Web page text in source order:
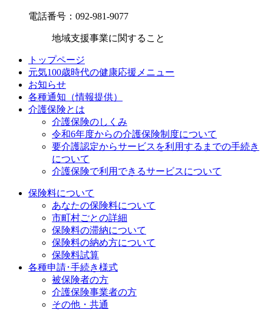
電話番号： 092-981-9077
地域支援事業に関すること
トップページ
元気100歳時代の健康応援メニュー
お知らせ
各種通知（情報提供）
介護保険とは
介護保険のしくみ
令和6年度からの介護保険制度について
要介護認定からサービスを利用するまでの⼿続き
について
介護保険で利用できるサービスについて
保険料について
あなたの保険料について
市町村ごとの詳細
保険料の滞納について
保険料の納め方について
保険料試算
各種申請･手続き様式
被保険者の方
介護保険事業者の方
その他・共通